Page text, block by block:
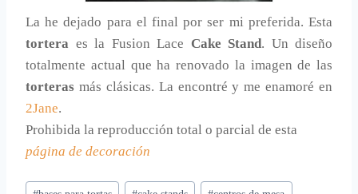
La he dejado para el final por ser mi preferida. Esta
tortera es la Fusion Lace Cake Stand. Un diseño
totalmente actual que ha renovado la imagen de las
torteras más clásicas. La encontré y me enamoré en
2Jane.
Prohibida la reproducción total o parcial de esta
página de decoración
Etiquetas